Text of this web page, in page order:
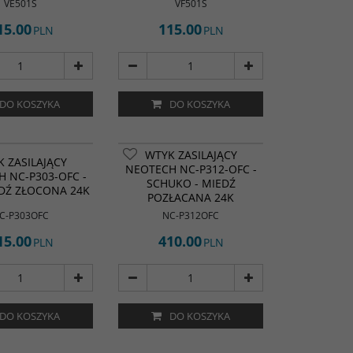
VE501S
PLN
DO KOSZYKA
VF501S
115.00PLN
DO KOSZYKA
ZASILAJĄCY
NC-P303-OFC -
ZŁOCONA 24K
P303OFC
PLN
DO KOSZYKA
WTYK ZASILAJĄCY
NEOTECH NC-P312-OFC -
SCHUKO - MIEDŹ
POZŁACANA 24K
NC-P312OFC
410.00PLN
DO KOSZYKA